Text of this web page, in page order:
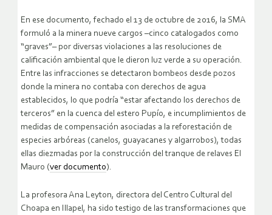
En ese documento, fechado el 13 de octubre de 2016, la SMA
formuló a la minera nueve cargos –cinco catalogados como
“graves”– por diversas violaciones a las resoluciones de
calificación ambiental que le dieron luz verde a su operación.
Entre las infracciones se detectaron bombeos desde pozos
donde la minera no contaba con derechos de agua
establecidos, lo que podría “estar afectando los derechos de
terceros” en la cuenca del estero Pupío, e incumplimientos de
medidas de compensación asociadas a la reforestación de
especies arbóreas (canelos, guayacanes y algarrobos), todas
ellas diezmadas por la construcción del tranque de relaves El
Mauro (ver documento).
La profesora Ana Leyton, directora del Centro Cultural del
Choapa en Illapel, ha sido testigo de las transformaciones que